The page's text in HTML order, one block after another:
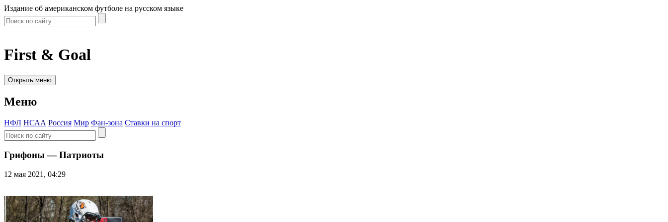
Издание об американском футболе на русском языке
First & Goal
Открыть меню
Меню
НФЛ НСАА Россия Мир Фан-зона Ставки на спорт
Грифоны — Патриоты
12 мая 2021, 04:29